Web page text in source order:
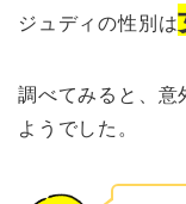
ジュディの性別は
調べてみると、意
ようでした。